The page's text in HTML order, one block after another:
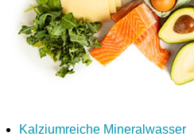
Kalziumreiche Mineralwasser